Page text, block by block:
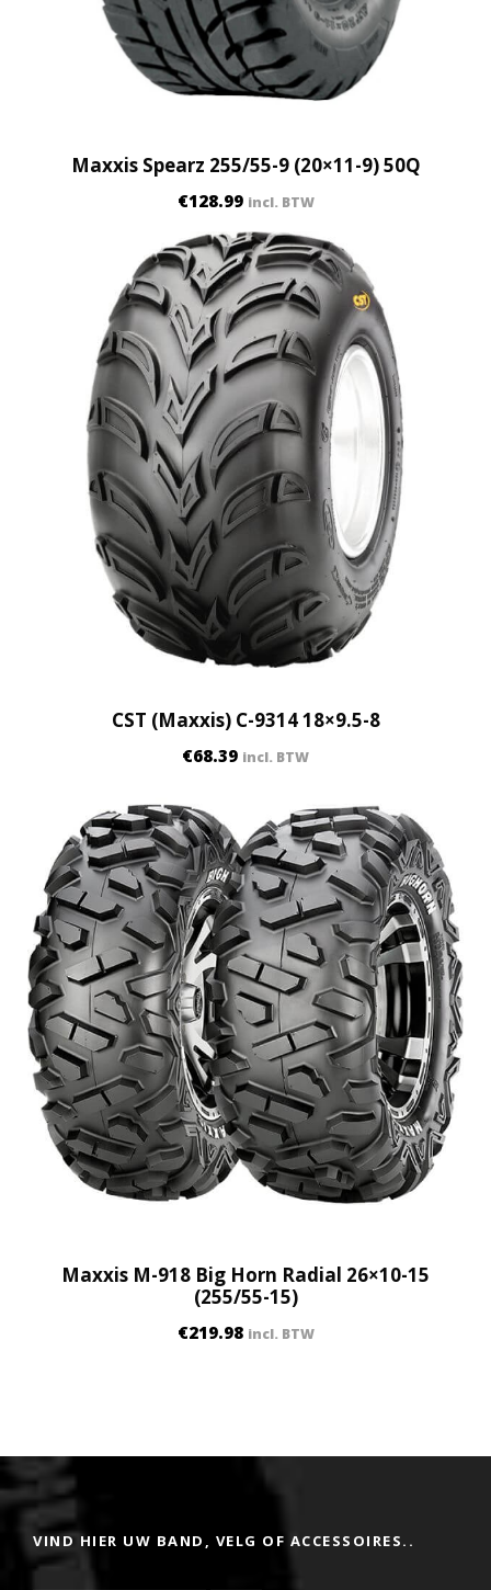
Maxxis Spearz 255/55-9 (20×11-9) 50Q
€128.99 incl. BTW
CST (Maxxis) C-9314 18×9.5-8
€68.39 incl. BTW
Maxxis M-918 Big Horn Radial 26×10-15
(255/55-15)
€219.98 incl. BTW
VIND HIER UW BAND, VELG OF ACCESSOIRES..